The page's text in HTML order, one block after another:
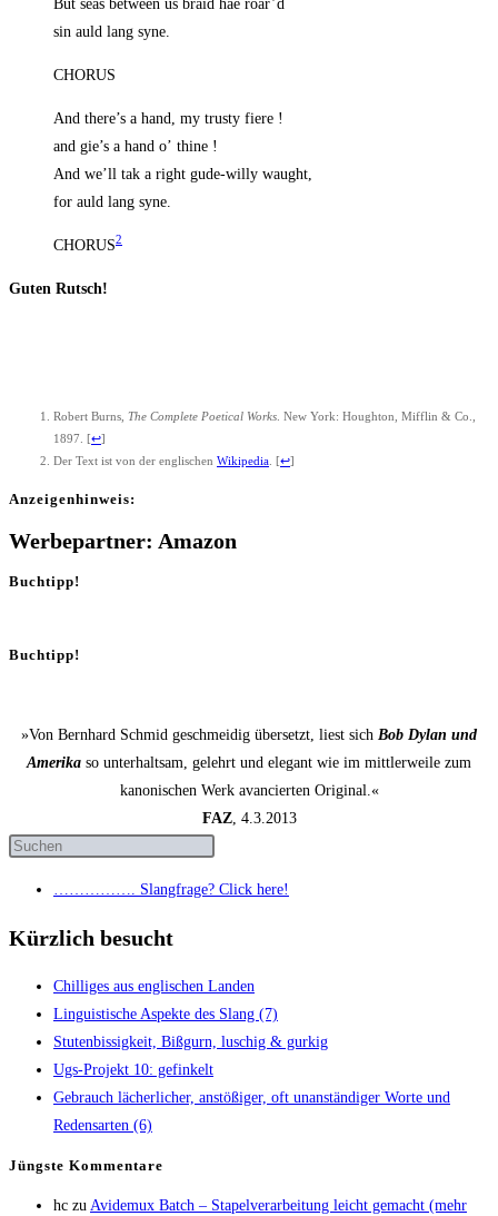
But seas bet­ween us braid hae roar’d
sin auld lang syne.
CHORUS
And there’s a hand, my trus­ty fiere !
and gie’s a hand o’ thine !
And we’ll tak a right gude-wil­ly waught,
for auld lang syne.
CHORUS2
Guten Rutsch!
Robert Burns, The Com­ple­te Poe­ti­cal Works . New York: Hough­ton, Miff­lin & Co.,
1897.
[↩]
Der Text ist von der eng­li­schen Wiki­pe­dia [↩]
Anzei­gen­hin­weis:
Werbepartner: Amazon
Buchtipp!
Buchtipp!
»Von Bernhard Schmid geschmeidig übersetzt, liest sich Bob Dylan und
Amerika so unterhaltsam, gelehrt und elegant wie im mittlerweile zum
kanonischen Werk avancierten Original.«
FAZ, 4.3.2013
……………. Slang­fra­ge? Click here!
Kürzlich besucht
Chil­li­ges aus eng­li­schen Landen
Lin­gu­is­ti­sche Aspek­te des Slang (7)
Stu­ten­bis­sig­keit, Biß­gurn, luschig & gurkig
Ugs-Pro­jekt 10: gefinkelt
Gebrauch lächer­li­cher, anstö­ßi­ger, oft unan­stän­di­ger Wor­te und
Redens­ar­ten (6)
Jüngs­te Kommentare
hc zu Avi­de­mux Batch – Sta­pel­ver­ar­bei­tung leicht gemacht (mehr